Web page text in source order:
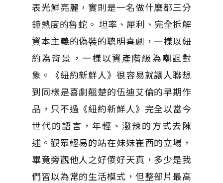
表光鮮亮麗，實則是一名做什麼都三分
鐘熱度的魯蛇。 坦率、犀利、完全拆解
資本主義的偽裝的聰明喜劇，一樣以紐
約為背景，一樣以資產階級為嘲諷對
象。《紐約新鮮人》很容易就讓人聯想
到同樣是喜劇翹楚的伍迪艾倫的早期作
品，只不過《紐約新鮮人》完全以當今
世代的語言，年輕、潑辣的方式去陳
述。觀眾輕易的站在妹妹崔西的立場，
畢竟旁觀他人之好傻好天真，多少是我
們習以為常的生活模式，但整部片最高